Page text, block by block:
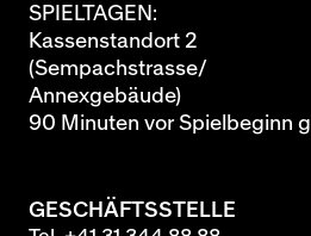
SPIELTAGEN:
Kassenstandort 2
(Sempachstrasse/
Annexgebäude)
90 Minuten vor Spielbeginn
GESCHÄFTSSTELLE